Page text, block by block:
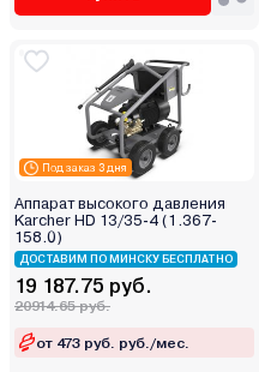
Gardena
Gigant
GreenWorks (Гринворкс)
Grizzly
Gunter
Hammer
Hitachi
HOTO
Husqvarna (Хускварна)
Под заказ 3 дня
Аппарат высокого давления
Karcher HD 13/35-4 (1.367-
158.0)
ДОСТАВИМ ПО МИНСКУ БЕСПЛАТНО
19 187.75 руб.
20914.65 руб.
от 473 руб. руб./мес.